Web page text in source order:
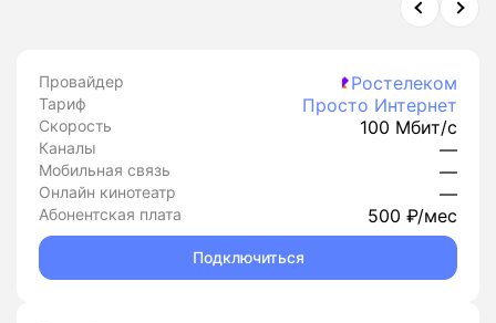
Провайдер Ростелеком
Тариф Просто Интернет
Скорость 100 Мбит/с
Каналы —
Мобильная связь —
Онлайн кинотеатр —
Абонентская плата 500 ₽/мес
Подключиться